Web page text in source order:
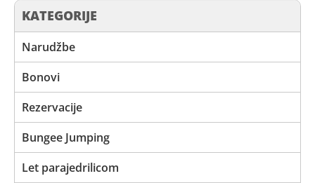
KATEGORIJE
Narudžbe
Bonovi
Rezervacije
Bungee Jumping
Let parajedrilicom